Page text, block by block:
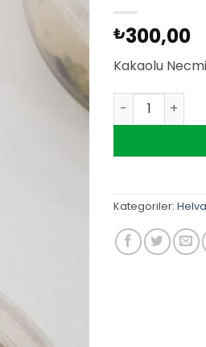
₺300,00
Kakaolu
1 kg Kakaolu
Kategoriler: